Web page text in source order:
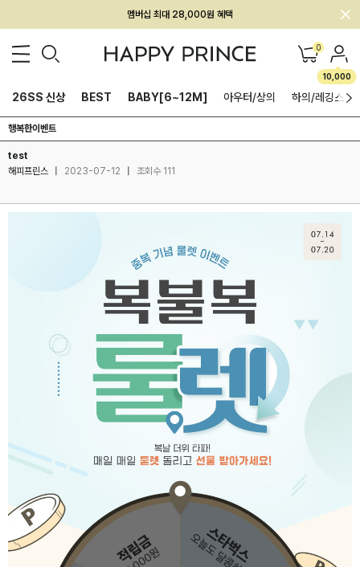
멤버십 최대 28,000원 혜택
0
10,000
26SS 신상 BEST BABY[6~12M] 아우터/상의 하의/레깅스
행복한이벤트
test
해피프린스
2023-07-12 조회수 111